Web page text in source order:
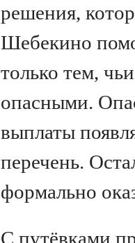
решения,
Шебекино
только тем,
опасными.
выплаты
перечень.
формально
С путёвками